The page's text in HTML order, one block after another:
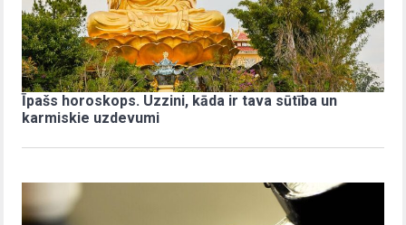
Īpašs horoskops. Uzzini, kāda ir tava sūtība un
karmiskie uzdevumi